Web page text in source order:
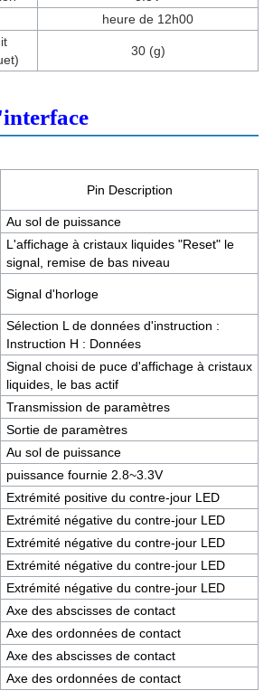
heure de 12h00
30 (g)
Pin Description
Au sol de puissance
L'affichage à cristaux liquides "Reset" le
signal, remise de bas niveau
Signal d'horloge
Sélection L de données d'instruction :
Instruction H : Données
Signal choisi de puce d'affichage à cristaux
liquides, le bas actif
Transmission de paramètres
Sortie de paramètres
Au sol de puissance
puissance fournie 2.8~3.3V
Extrémité positive du contre-jour LED
Extrémité négative du contre-jour LED
Extrémité négative du contre-jour LED
Extrémité négative du contre-jour LED
Extrémité négative du contre-jour LED
Axe des abscisses de contact
Axe des ordonnées de contact
Axe des abscisses de contact
Axe des ordonnées de contact